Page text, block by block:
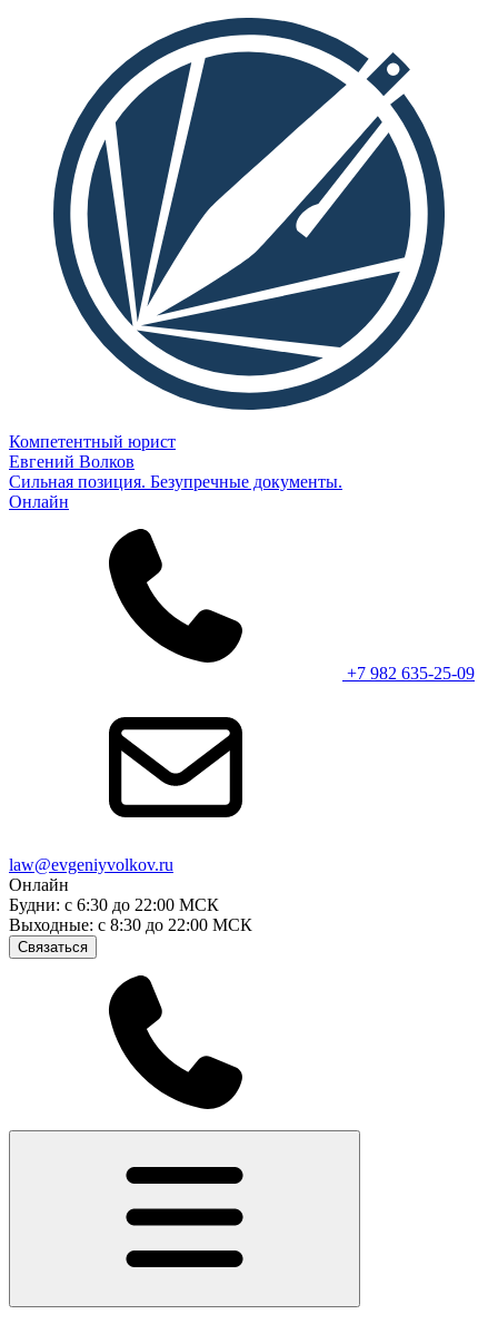
Компетентный юрист
Евгений Волков
Сильная позиция. Безупречные документы.
Онлайн
+7 982 635-25-09
law@evgeniyvolkov.ru
Онлайн
Будни: с 6:30 до 22:00 МСК
Выходные: с 8:30 до 22:00 МСК
Связаться